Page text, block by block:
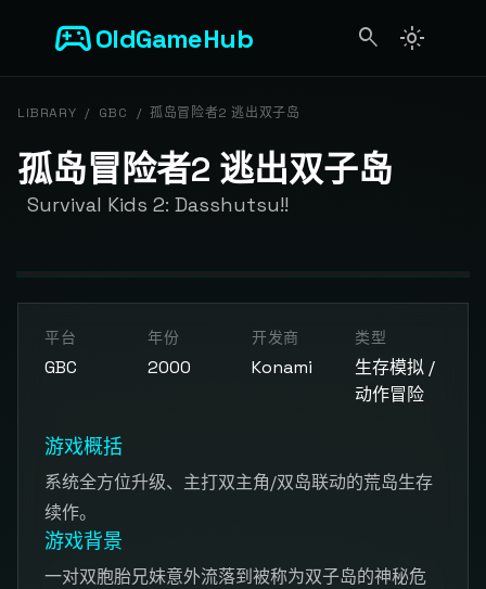
sports_esportsOldGameHub search light_mode
LIBRARY / GBC / 孤岛冒险者2 逃出双子岛
孤岛冒险者2 逃出双子岛
Survival Kids 2: Dasshutsu!!
开始游戏
点击按钮加载游戏模拟器
平台
GBC
年份
2000
开发商
Konami
类型
生存模拟 /
动作冒险
游戏概括
系统全方位升级、主打双主角/双岛联动的荒岛生存
续作。
游戏背景
一对双胞胎兄妹意外流落到被称为双子岛的神秘危